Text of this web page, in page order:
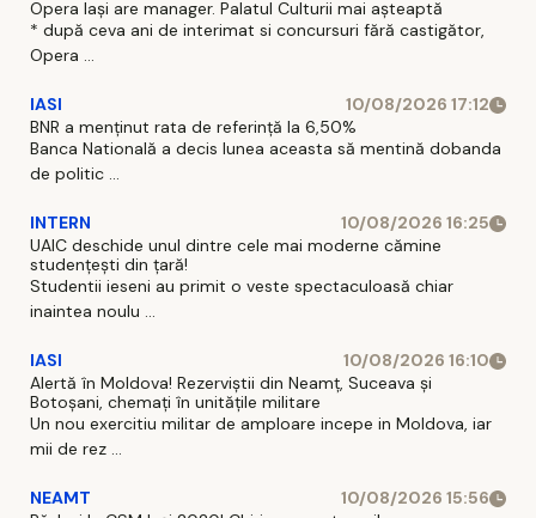
Opera Iași are manager. Palatul Culturii mai așteaptă
* după ceva ani de interimat si concursuri fără castigător,
Opera ...
IASI
10/08/2026 17:12
BNR a menținut rata de referință la 6,50%
Banca Natională a decis lunea aceasta să mentină dobanda
de politic ...
INTERN
10/08/2026 16:25
UAIC deschide unul dintre cele mai moderne cămine
studențești din țară!
Studentii ieseni au primit o veste spectaculoasă chiar
inaintea noulu ...
IASI
10/08/2026 16:10
Alertă în Moldova! Rezerviștii din Neamț, Suceava și
Botoșani, chemați în unitățile militare
Un nou exercitiu militar de amploare incepe in Moldova, iar
mii de rez ...
NEAMT
10/08/2026 15:56